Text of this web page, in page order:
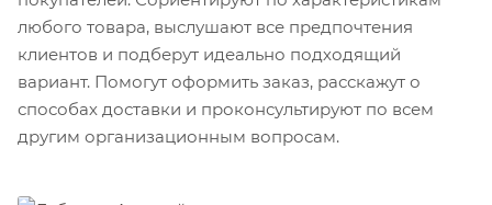
любого товара, выслушают все предпочтения
клиентов и подберут идеально подходящий
вариант. Помогут оформить заказ, расскажут о
способах доставки и проконсультируют по всем
другим организационным вопросам.